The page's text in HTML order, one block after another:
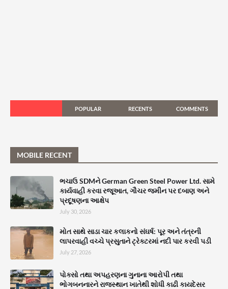
POPULAR RECENTS COMMENTS
MOBILE RECENT
ભચાઉ SDMને German Green Steel Power Ltd. સામે
કાર્યવાહી કરવા રજૂઆત, ગૌચર જમીન પર દબાણ અને
પ્રદૂષણના આક્ષેપ
July 30, 2026
મોત સાથે સાડા ચાર કલાકનો સંઘર્ષ: પૂર અને તંત્રની
લાપરવાહી વચ્ચે પ્રસુતાને ટ્રેક્ટરમાં નદી પાર કરવી પડી
July 27, 2026
પોક્સો તથા અપહરણના ગુનાના આરોપી તથા
ભોગબનનારને રાજસ્થાન ખાતેથી શોધી કાઢી કાયદેસર